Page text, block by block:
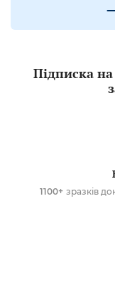
Підписка
1100+ зразків